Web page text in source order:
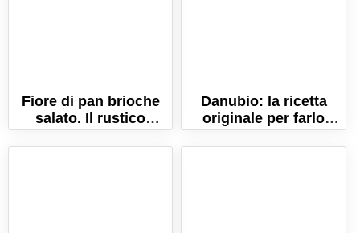
Fiore di pan brioche
salato. Il rustico
lievitato buono e
scenografico!
Danubio: la ricetta
originale per farlo
morbidissimo!